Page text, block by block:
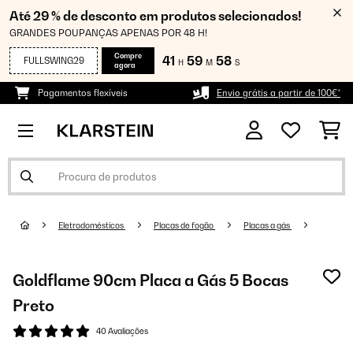
Até 29 % de desconto em produtos selecionados!
GRANDES POUPANÇAS APENAS POR 48 H!
FULLSWING29
Compre
agora
41 H 59 M 57 S
Pagamentos flexíveis Envio grátis a partir de 100€*
Eletrodomésticos Placas de fogão Placas a gás
Goldflame 90cm Placa a Gás 5 Bocas
Preto
40 Avaliações